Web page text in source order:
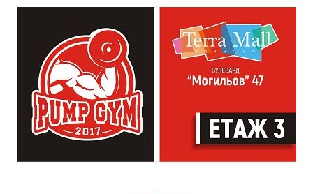
които свират на китара, да се включат – независимо
от професионалното им ниво. Събитието е различно
– то не е концерт, а споделено преживяване, в което
всеки участва по свой начин. Няма сцена или
официална програма, няма предварително обявени
изпълнители и разделение между публика и
артисти. Всеки е добре дошъл да пее, свири или
просто да преживее звездопад, изпълнен с музика,
падащи звезди и желания.